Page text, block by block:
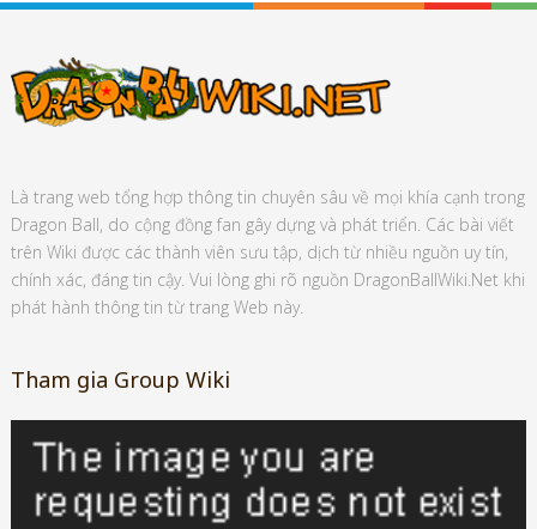
Là trang web tổng hợp thông tin chuyên sâu về mọi khía cạnh trong
Dragon Ball, do cộng đồng fan gây dựng và phát triển. Các bài viết
trên Wiki được các thành viên sưu tập, dịch từ nhiều nguồn uy tín,
chính xác, đáng tin cậy. Vui lòng ghi rõ nguồn DragonBallWiki.Net khi
phát hành thông tin từ trang Web này.
Tham gia Group Wiki